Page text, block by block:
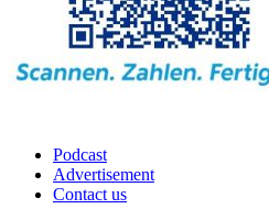
Podcast
Advertisement
Contact us